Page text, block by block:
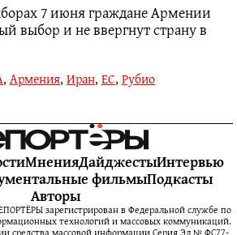
7 июня граждане Армении
выбор и не ввергнут страну в
, Армения, Иран, ЕС, Рубио
МненияДайджестыИнтервью
фильмыПодкасты
Авторы
зарегистрирован в Федеральной службе по
технологий и массовых коммуникаций.
средства массовой информации Серия Эл № ФС77-